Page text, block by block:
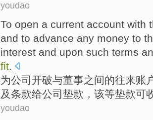
youdao
To open a current account with
and to advance any money to
interest and upon such terms
fit.
为公司 开破与董事之间的往来账
及条款给公司 垫款 ， 该等垫款可
youdao